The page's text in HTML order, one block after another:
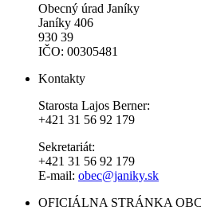
Obecný úrad Janíky
Janíky 406
930 39
IČO: 00305481
Kontakty
Starosta Lajos Berner:
+421 31 56 92 179
Sekretariát:
+421 31 56 92 179
E-mail: obec@janiky.sk
OFICIÁLNA STRÁNKA